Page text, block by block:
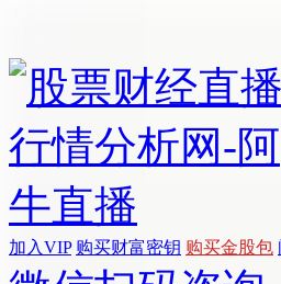
加入VIP 购买财富密钥 购买金股包